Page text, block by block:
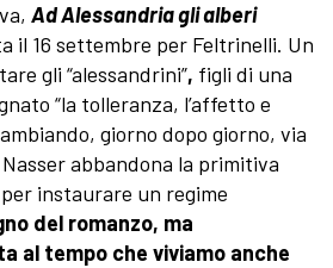
Ad Alessandria gli alberi
il 16 settembre per Feltrinelli. Un
gli “alessandrini”, figli di una
“la tolleranza, l’affetto e
giorno dopo giorno, via
abbandona la primitiva
instaurare un regime
del romanzo, ma
al tempo che viviamo anche